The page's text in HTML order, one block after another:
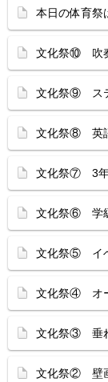
本日の体育祭
文化祭⑩ 吹
文化祭⑨ ス
文化祭⑧ 英
文化祭⑦ 3年
文化祭⑥ 学
文化祭⑤ イ
文化祭④ オ
文化祭③ 垂
文化祭② 壁